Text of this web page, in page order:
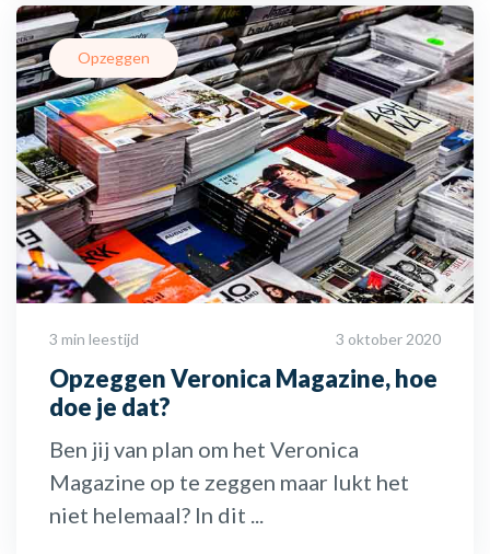
Opzeggen
3 min leestijd 3 oktober 2020
Opzeggen Veronica Magazine, hoe
doe je dat?
Ben jij van plan om het Veronica
Magazine op te zeggen maar lukt het
niet helemaal? In dit ...